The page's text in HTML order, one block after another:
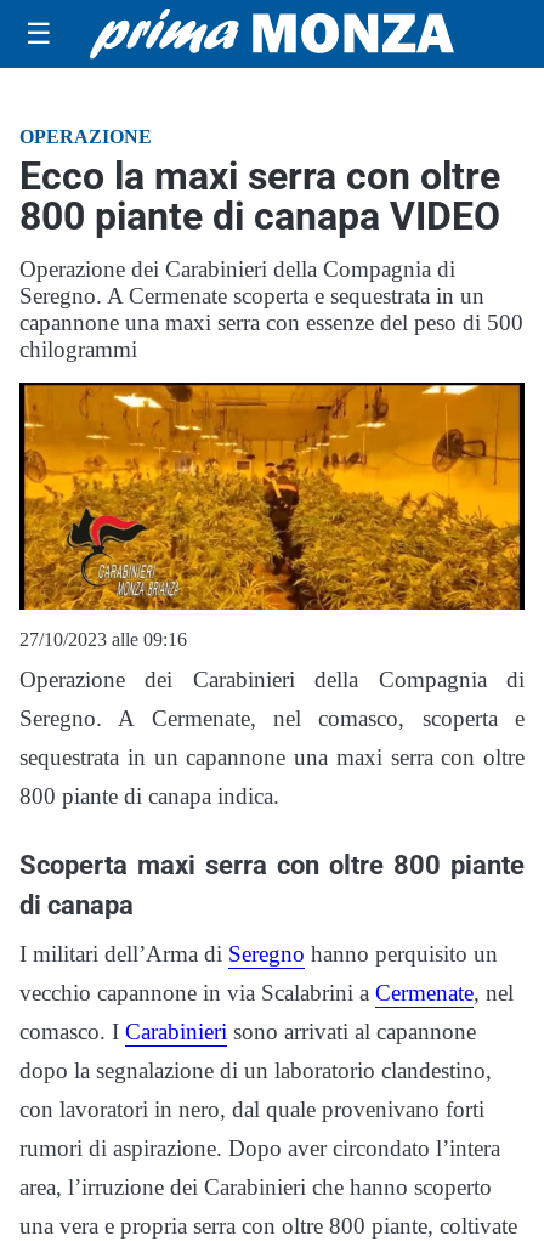
☰
OPERAZIONE
Ecco la maxi serra con oltre
800 piante di canapa VIDEO
Operazione dei Carabinieri della Compagnia di
Seregno. A Cermenate scoperta e sequestrata in un
capannone una maxi serra con essenze del peso di 500
chilogrammi
27/10/2023 alle 09:16
Operazione dei Carabinieri della Compagnia di
Seregno. A Cermenate, nel comasco, scoperta e
sequestrata in un capannone una maxi serra con oltre
800 piante di canapa indica.
Scoperta maxi serra con oltre 800 piante
di canapa
I militari dell’Arma di Seregno hanno perquisito un
vecchio capannone in via Scalabrini a Cermenate, nel
comasco. I Carabinieri sono arrivati al capannone
dopo la segnalazione di un laboratorio clandestino,
con lavoratori in nero, dal quale provenivano forti
rumori di aspirazione. Dopo aver circondato l’intera
area, l’irruzione dei Carabinieri che hanno scoperto
una vera e propria serra con oltre 800 piante, coltivate